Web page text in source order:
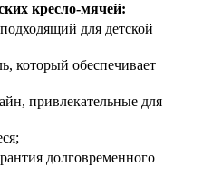
кресло-мячей:
для детской
который обеспечивает
привлекательные для
долговременного